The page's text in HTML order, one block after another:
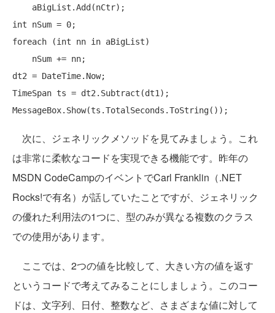
int
foreach (int nn in aBigList)
dt2 = DateTime.Now;
TimeSpan ts = dt2.Subtract(dt1);
次に、ジェネリックメソッドを見てみましょう。これ
は非常に柔軟なコードを実現できる機能です。昨年の
MSDN CodeCampのイベントでCarl Franklin（.NET
Rocks!で有名）が話していたことですが、ジェネリック
の優れた利用法の1つに、型のみが異なる複数のクラス
での使用があります。
ここでは、2つの値を比較して、大きい方の値を返す
というコードで考えてみることにしましょう。このコー
ドは、文字列、日付、整数など、さまざまな値に対して